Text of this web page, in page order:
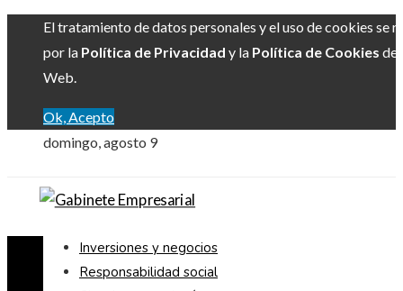
El tratamiento de datos personales y el uso de cookies se
por la Política de Privacidad y la Política de Cookies
Web.
Ok, Acepto
domingo, agosto 9
Inversiones y negocios
Responsabilidad social